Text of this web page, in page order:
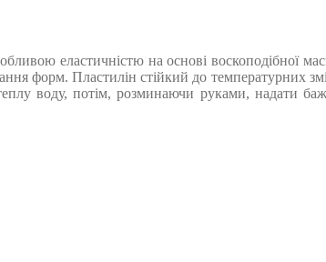
еластичністю на основі воскоподібної
форм. Пластилін стійкий до температурних
теплу воду, потім, розминаючи руками,